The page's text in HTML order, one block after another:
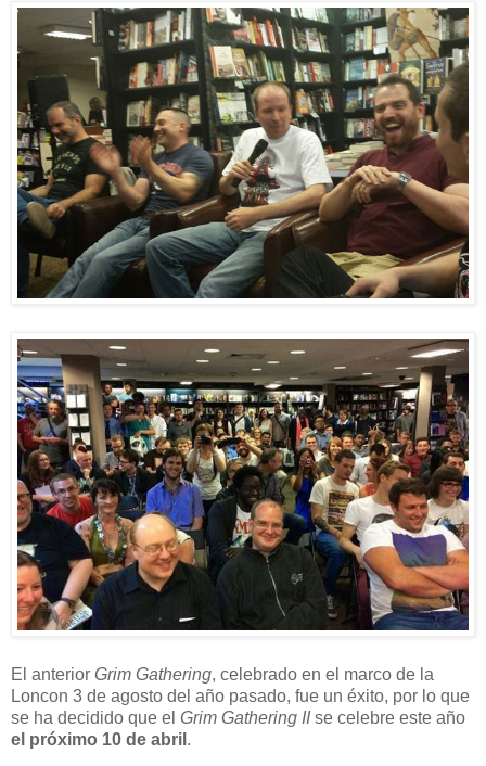
El anterior Grim Gathering, celebrado en el marco de la
Loncon 3 de agosto del año pasado, fue un éxito, por lo que
se ha decidido que el Grim Gathering IIse celebre este año
el próximo 10 de abril .